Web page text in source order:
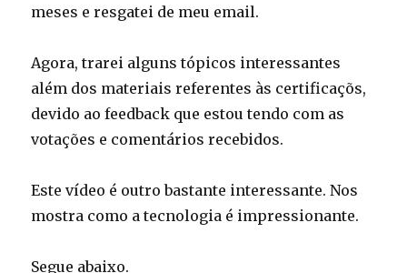
meses e resgatei de meu email.
Agora, trarei alguns tópicos interessantes
além dos materiais referentes às certificaçõs,
devido ao feedback que estou tendo com as
votações e comentários recebidos.
Este vídeo é outro bastante interessante. Nos
mostra como a tecnologia é impressionante.
Segue abaixo.